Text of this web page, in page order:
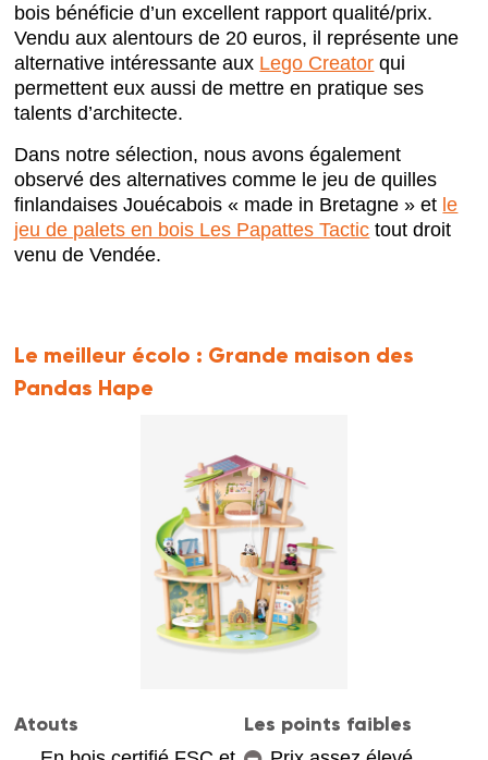
bois bénéficie d’un excellent rapport qualité/prix.
Vendu aux alentours de 20 euros, il représente une
alternative intéressante aux Lego Creator qui
permettent eux aussi de mettre en pratique ses
talents d’architecte.
Dans notre sélection, nous avons également
observé des alternatives comme le jeu de quilles
finlandaises Jouécabois « made in Bretagne » et le
jeu de palets en bois Les Papattes Tactic tout droit
venu de Vendée.
Le meilleur écolo : Grande maison des
Pandas Hape
Atouts Les points faibles